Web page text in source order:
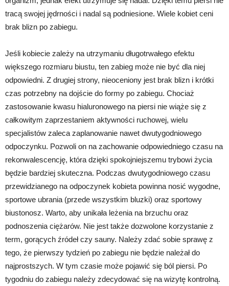
tracą swojej jędrności i nadal są podniesione. Wiele kobiet ceni
brak blizn po zabiegu.
Jeśli kobiecie zależy na utrzymaniu długotrwałego efektu
większego rozmiaru biustu, ten zabieg może nie być dla niej
odpowiedni. Z drugiej strony, nieoceniony jest brak blizn i krótki
czas potrzebny na dojście do formy po zabiegu. Chociaż
zastosowanie kwasu hialuronowego na piersi nie wiąże się z
całkowitym zaprzestaniem aktywności ruchowej, wielu
specjalistów zaleca zaplanowanie nawet dwutygodniowego
odpoczynku. Pozwoli on na zachowanie odpowiedniego czasu na
rekonwalescencję, która dzięki spokojniejszemu trybowi życia
będzie bardziej skuteczna. Podczas dwutygodniowego czasu
przewidzianego na odpoczynek kobieta powinna nosić wygodne,
sportowe ubrania (przede wszystkim bluzki) oraz sportowy
biustonosz. Warto, aby unikała leżenia na brzuchu oraz
podnoszenia ciężarów. Nie jest także dozwolone korzystanie z
term, gorących źródeł czy sauny. Należy zdać sobie sprawę z
tego, że pierwszy tydzień po zabiegu nie będzie należał do
najprostszych. W tym czasie może pojawić się ból piersi. Po
tygodniu do zabiegu należy zdecydować się na wizytę kontrolną.